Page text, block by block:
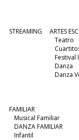
STREAMING
ARTES
Teatro
Festival
Danza
Danza
FAMILIAR
Musical Familiar
DANZA FAMILIAR
Infantil